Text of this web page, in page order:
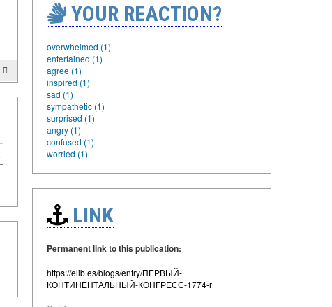
YOUR REACTION?
overwhelmed (1)
entertained (1)
agree (1)
inspired (1)
sad (1)
sympathetic (1)
surprised (1)
angry (1)
confused (1)
worried (1)
LINK
Permanent link to this publication:
https://elib.es/blogs/entry/ПЕРВЫЙ-
КОНТИНЕНТАЛЬНЫЙ-КОНГРЕСС-1774-г